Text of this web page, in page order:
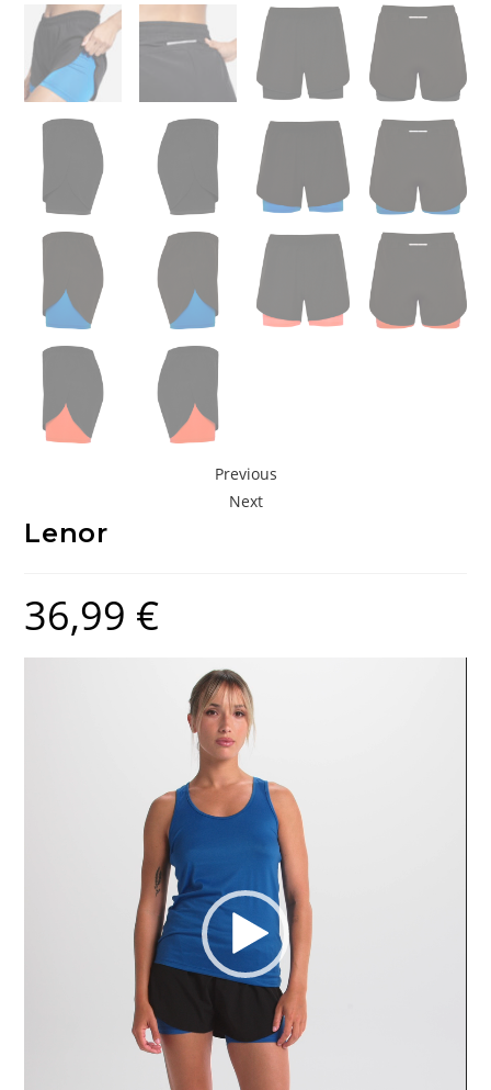
Previous
Next
Lenor
36,99 €